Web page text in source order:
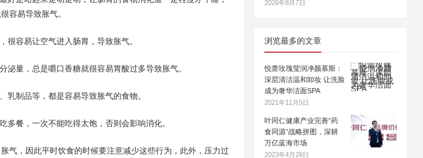
容易导致胀气。
很容易让空气进入肠胃，导致胀气。
泌量，总是嚼口香糖就很容易胃酸过多导致胀气。
乳制品等，都是容易导致胀气的食物。
多餐，一次不能吃得太饱，否则会影响消化。
气，因此平时饮食的时候要注意减少这些行为，此外，压力过
2026年8月7日
浏览最多的文章
悦蕾玫瑰莹润净颜慕斯：
深层清洁温和卸妆 让洗脸
成为奢华洁面SPA
2021年11月5日
叶同仁健康产业完善“药
食同源”战略拼图，深耕
万亿蓝海市场
2023年4月28日